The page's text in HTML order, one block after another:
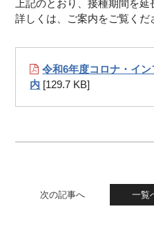
上記のとおり、接種期間を延
詳しくは、ご案内をご覧くだ
令和6年度コロナ・イ
内 [129.7 KB]
次の記事へ 一覧